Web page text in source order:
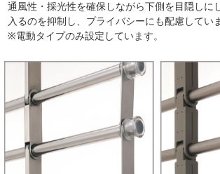
通風性・採光性を確保しながら下側を目隠しに
入るのを抑制し、プライバシーにも配慮してい
※電動タイプのみ設定しています。